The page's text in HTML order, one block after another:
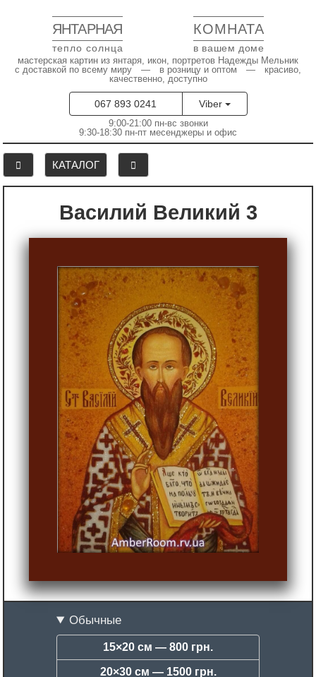
ЯНТАРНАЯ КОМНАТА
тепло солнца в вашем доме
мастерская картин из янтаря, икон, портретов Надежды Мельник
с доставкой по всему миру — в розницу и оптом — красиво,
качественно, доступно
067 893 0241 Viber
9:00-21:00 пн-вс звонки
9:30-18:30 пн-пт месенджеры и офис
КАТАЛОГ
Василий Великий 3
Обычные
15×20 см — 800 грн.
20×30 см — 1500 грн.